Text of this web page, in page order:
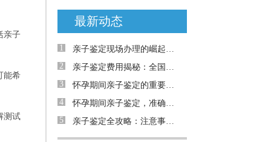
最新动态
1
亲子鉴定现场办理的崛起：为何需求日益增加？
2
亲子鉴定费用揭秘：全国是否统费用
3
怀孕期间亲子鉴定的重要性与解决的问题
4
怀孕期间亲子鉴定，准确率高吗？详解案例与真相
5
亲子鉴定全攻略：注意事项与真实案例解析
亲子
能希
测试